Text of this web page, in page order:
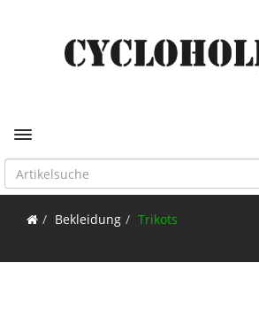
Toggle navigation
Bekleidung Trikots